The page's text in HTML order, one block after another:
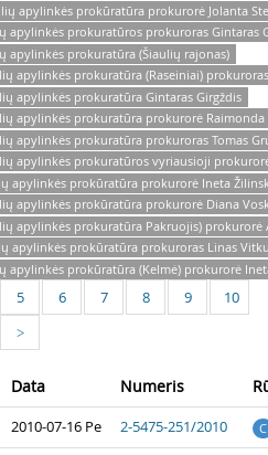
apylinkės prokūratūra prokurorė Jolanta
apylinkės prokuratūros prokuroras Gintaras
apylinkės prokuratūra (Šiaulių rajonas)
apylinkės prokuratūra (Raseiniai)
apylinkės prokuratūra Gintaras Girgždis
apylinkės prokuratūra prokurorė Raimonda
apylinkės prokuratūra prokuroras Tomas
apylinkės prokuratūros vyriausioji
apylinkės prokūratūra prokurorė Ineta
apylinkės prokūratūra prokurorė Diana
apylinkės prokuratūra Pakruojis) prokurorė
apylinkės prokūratūra prokuroras Linas
apylinkės prokūratūra (Kelmė) prokurorė
5 6 7 8 9 10
>
Data Numeris
2010-07-16 Pe 2-5475-251/2010 C